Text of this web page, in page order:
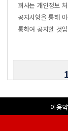
회사는 개인정보
공지사항을 통해
통하여 공지할 것
회사는 회원가입,
개인정보를 수집
이용